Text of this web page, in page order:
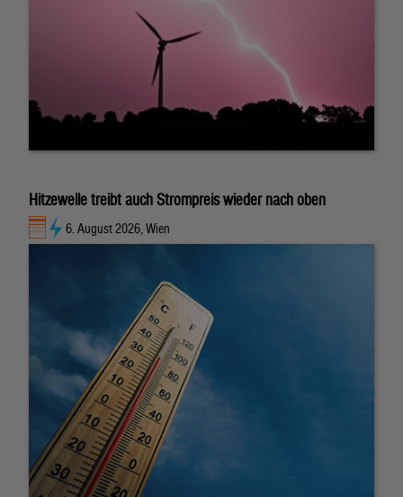
Hitzewelle treibt auch Strompreis wieder nach oben
6. August 2026, Wien